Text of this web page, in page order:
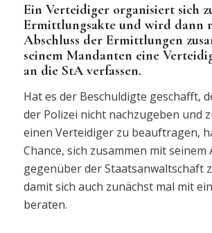
Ein Verteidiger organisiert sich
Ermittlungsakte und wird dann
Abschluss der Ermittlungen
seinem Mandanten eine
an die StA verfassen.
Hat es der Beschuldigte geschafft,
der Polizei nicht nachzugeben und
einen Verteidiger zu beauftragen,
Chance, sich zusammen mit
gegenüber der Staatsanwaltschaft
damit sich auch zunächst mal mit
beraten.